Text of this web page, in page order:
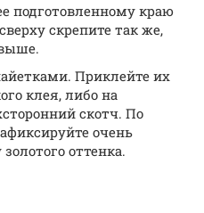
подготовленному краю
скрепите так же,
Приклейте их
клея, либо на
скотч. По
очень
оттенка.